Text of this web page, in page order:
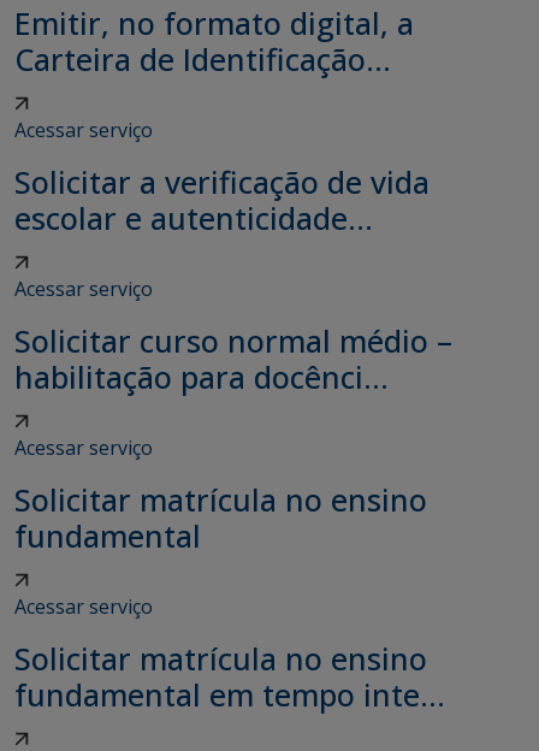
Emitir, no formato digital, a
Carteira de Identificação...
Acessar serviço
Solicitar a verificação de vida
escolar e autenticidade...
Acessar serviço
Solicitar curso normal médio –
habilitação para docênci...
Acessar serviço
Solicitar matrícula no ensino
fundamental
Acessar serviço
Solicitar matrícula no ensino
fundamental em tempo inte...